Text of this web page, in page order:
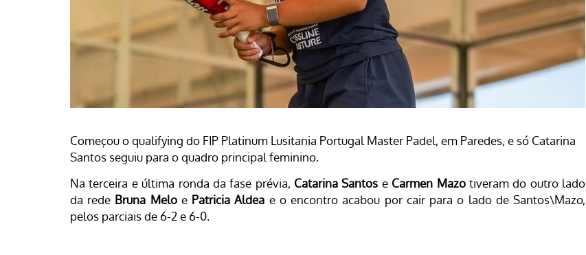
Começou o qualifying do FIP Platinum Lusitania Portugal Master Padel, em Paredes, e só Catarina
Santos seguiu para o quadro principal feminino.
Na terceira e última ronda da fase prévia, Catarina Santos e Carmen Mazotiveram do outro lado
da rede Bruna Meloe Patricia Aldea e o encontro acabou por cair para o lado de Santos\Mazo,
pelos parciais de 6-2 e 6-0.